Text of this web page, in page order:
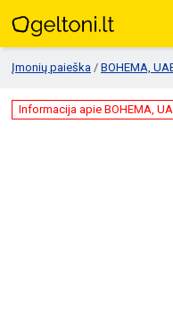
Įmonių paieška / BOHEMA,
Informacija apie BOHEMA,